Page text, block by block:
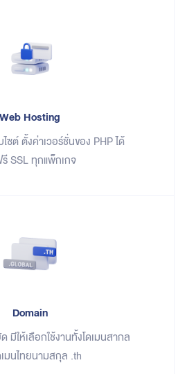
Web Hosting
ซต์ ตั้งค่าเวอร์ชั่นของ PHP ได้
SSL ทุกแพ็กเกจ
Domain
มีให้เลือกใช้งานทั้งโดเมนสากล
เมนไทยนามสกุล .th